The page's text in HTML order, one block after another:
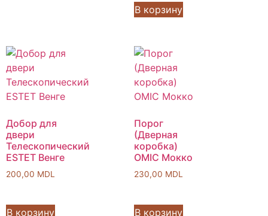
В корзину
Добор для
двери
Телескопический
ESTET Венгe
200,00 MDL
В корзину
Порог
(Дверная
коробка)
OMIC Мокко
230,00 MDL
В корзину